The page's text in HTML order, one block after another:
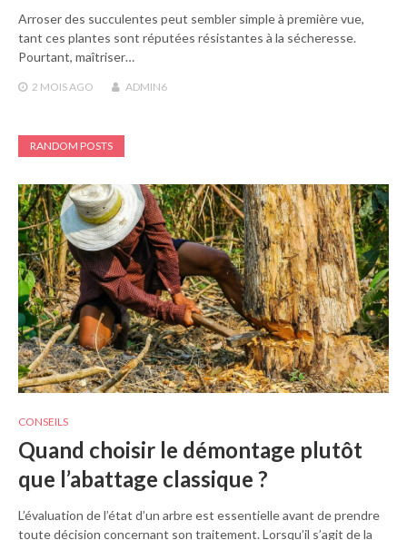
Arroser des succulentes peut sembler simple à première vue,
tant ces plantes sont réputées résistantes à la sécheresse.
Pourtant, maîtriser…
2 MOISAGO ADMIN6
RANDOM POSTS
CONSEILS
Quand choisir le démontage plutôt
que l’abattage classique ?
L’évaluation de l’état d’un arbre est essentielle avant de prendre
toute décision concernant son traitement. Lorsqu’il s’agit de la